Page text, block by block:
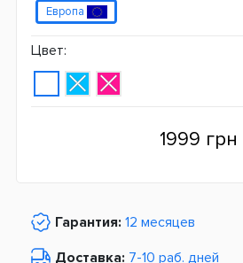
Европа
Цвет:
1999 грн
Гарантия: 12 месяцев
Доставка: 7-10 раб. дней